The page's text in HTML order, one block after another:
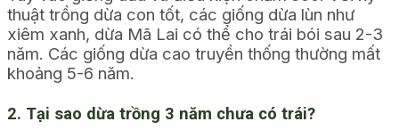
thuật trồng dừa con tốt, các giống dừa lùn như
xiêm xanh, dừa Mã Lai có thể cho trái bói sau 2-3
năm. Các giống dừa cao truyền thống thường mất
khoảng 5-6 năm.
2. Tại sao dừa trồng 3 năm chưa có trái?